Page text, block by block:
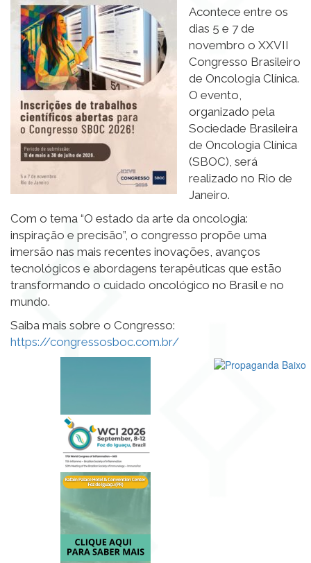
Acontece entre os
dias 5 e 7 de
novembro o XXVII
Congresso Brasileiro
de Oncologia Clínica.
O evento,
organizado pela
Sociedade Brasileira
de Oncologia Clínica
(SBOC), será
realizado no Rio de
Janeiro.
Com o tema “O estado da arte da oncologia:
inspiração e precisão”, o congresso propõe uma
imersão nas mais recentes inovações, avanços
tecnológicos e abordagens terapêuticas que estão
transformando o cuidado oncológico no Brasil e no
mundo.
Saiba mais sobre o Congresso:
https://congressosboc.com.br/